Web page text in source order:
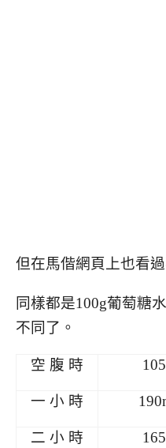
但在馬偕網頁上也看
同樣都是100g葡萄糖
不同了。
空 腹 時
一 小 時
二 小 時